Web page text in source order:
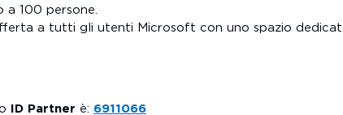
a 100 persone.
a tutti gli utenti Microsoft con uno spazio
ID Partner è: 6911066